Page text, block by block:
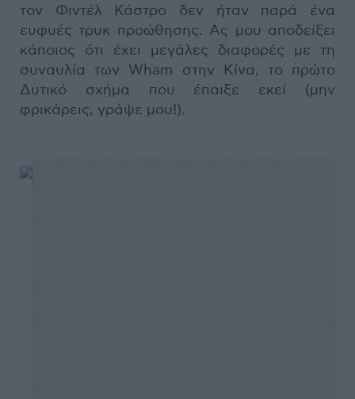
τον Φιντέλ Κάστρο δεν ήταν παρά ένα
ευφυές τρυκ προώθησης. Ας μου αποδείξει
κάποιος ότι έχει μεγάλες διαφορές με τη
συναυλία των Wham στην Κίνα, το πρώτο
Δυτικό σχήμα που έπαιξε εκεί (μην
φρικάρεις, γράψε μου!).